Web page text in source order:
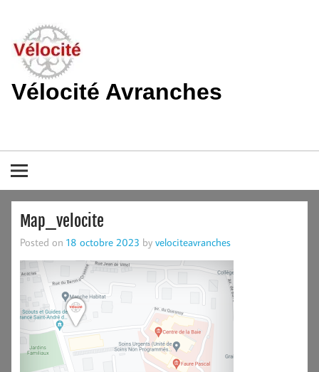
content
Vélocité Avranches
Map_velocite
Posted on 18 octobre 2023 by velociteavranches